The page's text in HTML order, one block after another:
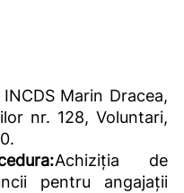
Marin Dracea,
nr. 128, Voluntari,
Achiziţia de
pentru angajaţii